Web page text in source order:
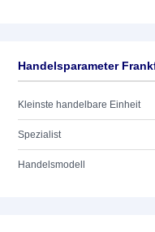
Handelsparameter
Kleinste handelbare Einheit
Spezialist
Handelsmodell